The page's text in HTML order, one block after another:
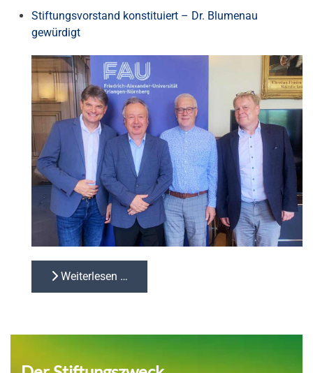
Stiftungsvorstand konstituiert – Dr. Blumenau
gewürdigt
Weiterlesen …